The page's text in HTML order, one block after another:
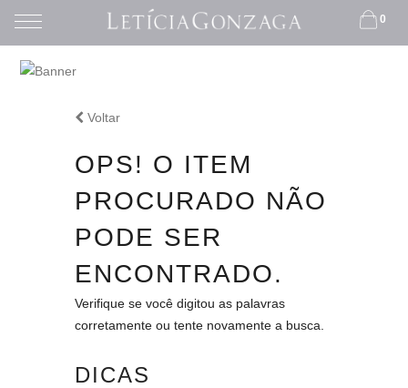
0
Voltar
OPS! O ITEM
PROCURADO NÃO
PODE SER
ENCONTRADO.
Verifique se você digitou as palavras
corretamente ou tente novamente a busca.
DICAS